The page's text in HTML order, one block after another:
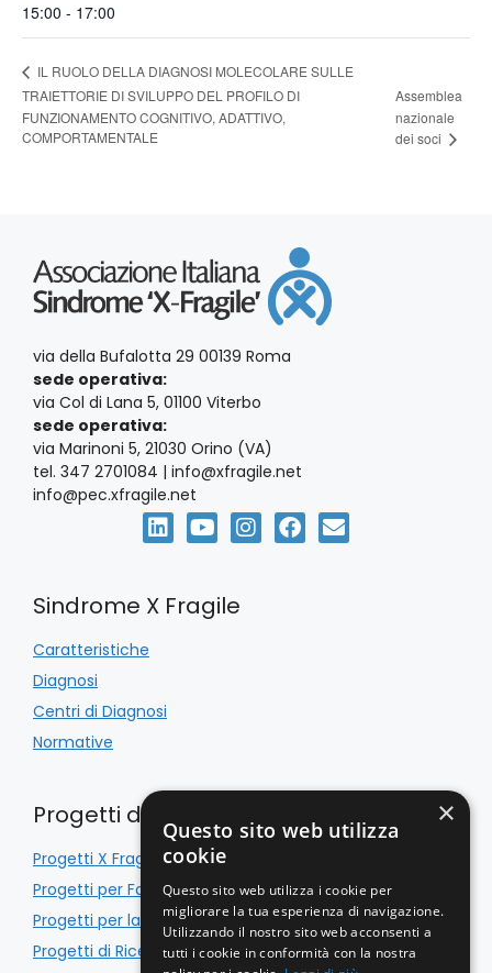
15:00 - 17:00
IL RUOLO DELLA DIAGNOSI MOLECOLARE SULLE
TRAIETTORIE DI SVILUPPO DEL PROFILO DI
FUNZIONAMENTO COGNITIVO, ADATTIVO,
COMPORTAMENTALE
Assemblea
nazionale
dei soci
via della Bufalotta 29 00139 Roma
sede operativa:
via Col di Lana 5, 01100 Viterbo
sede operativa:
via Marinoni 5, 21030 Orino (VA)
tel. 347 2701084 | info@xfragile.net
info@pec.xfragile.net
Sindrome X Fragile
Caratteristiche
Diagnosi
Centri di Diagnosi
Normative
Progetti di Inclusione
Progetti X Fragile
Progetti per Famiglie
Progetti per la Scuola
Progetti di Ricerca
×
Questo sito web utilizza
cookie
Questo sito web utilizza i cookie per
migliorare la tua esperienza di navigazione.
Utilizzando il nostro sito web acconsenti a
tutti i cookie in conformità con la nostra